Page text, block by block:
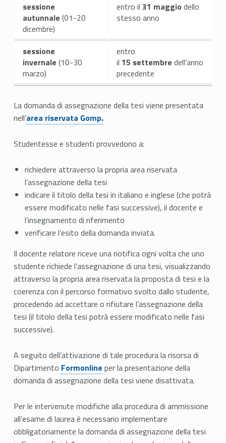
sessione
autunnale (01-20
dicembre)
entro il 31 maggio dello
stesso anno
sessione
invernale (10-30
marzo)
entro
il 15 settembre dell’anno
precedente
La domanda di assegnazione della tesi viene presentata
nell’Link identifier #identifier__2574-5area riservata Gomp.
Studentesse e studenti provvedono a:
richiedere attraverso la propria area riservata
l’assegnazione della tesi
indicare il titolo della tesi in italiano e inglese (che potrà
essere modificato nelle fasi successive), il docente e
l’insegnamento di riferimento
verificare l’esito della domanda inviata.
Il docente relatore riceve una notifica ogni volta che uno
studente richiede l’assegnazione di una tesi, visualizzando
attraverso la propria area riservata la proposta di tesi e la
coerenza con il percorso formativo svolto dallo studente,
procedendo ad accettare o rifiutare l’assegnazione della
tesi (il titolo della tesi potrà essere modificato nelle fasi
successive).
A seguito dell’attivazione di tale procedura la risorsa di
Dipartimento Link identifier #identifier__172915-6
Formonline per la presentazione della
domanda di assegnazione della tesi viene disattivata.
Per le intervenute modifiche alla procedura di ammissione
all’esame di laurea è necessario implementare
obbligatoriamente la domanda di assegnazione della tesi